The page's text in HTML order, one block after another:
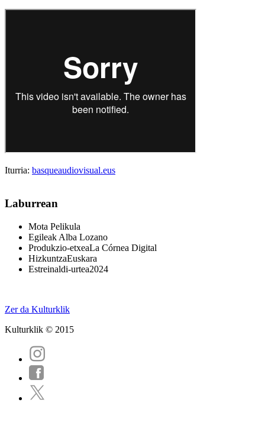
Iturria: basqueaudiovisual.eus
Laburrean
Mota Pelikula
Egileak Alba Lozano
Produkzio-etxeaLa Córnea Digital
HizkuntzaEuskara
Estreinaldi-urtea2024
Zer da Kulturklik
Kulturklik © 2015